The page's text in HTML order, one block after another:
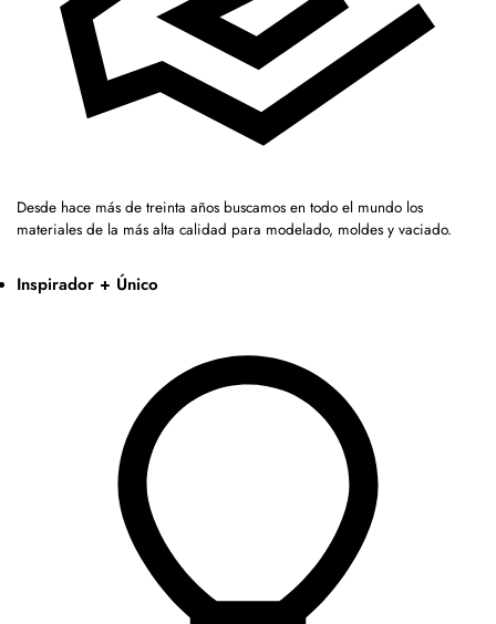
Desde hace más de treinta años buscamos en todo el mundo los
materiales de la más alta calidad para modelado, moldes y vaciado.
Inspirador + Único